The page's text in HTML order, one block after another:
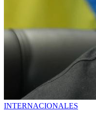
INTERNACIONALES